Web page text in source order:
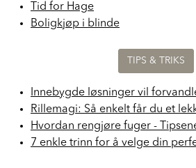
Tid for Hage
Boligkjøp i blinde
TIPS & TRIKS
Innebygde løsninger vil
Rillemagi: Så enkelt får du et
Hvordan rengjøre fuger -
7 enkle trinn for å velge din